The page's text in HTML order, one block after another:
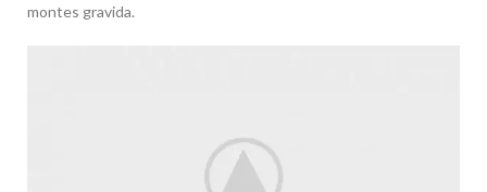
montes gravida.